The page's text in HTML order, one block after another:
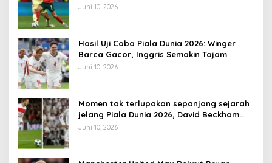
Juni 10, 2026
Hasil Uji Coba Piala Dunia 2026: Winger
Barca Gacor, Inggris Semakin Tajam
Juni 10, 2026
Momen tak terlupakan sepanjang sejarah
jelang Piala Dunia 2026, David Beckham
pernah dapat kartu merah
Juni 10, 2026